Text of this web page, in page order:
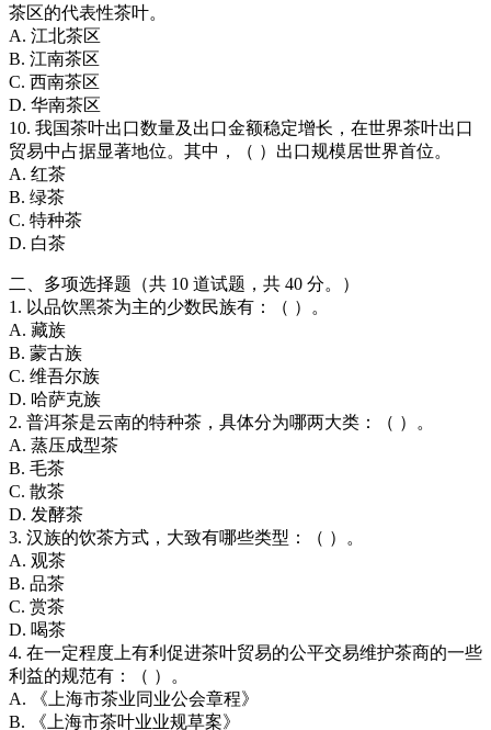
茶区的代表性茶叶。
A. 江北茶区
B. 江南茶区
C. 西南茶区
D. 华南茶区
10. 我国茶叶出口数量及出口金额稳定增长，在世界茶叶出口
贸易中占据显著地位。其中，（ ）出口规模居世界首位。
A. 红茶
B. 绿茶
C. 特种茶
D. 白茶
二、多项选择题（共 10 道试题，共 40 分。）
1. 以品饮黑茶为主的少数民族有：（ ）。
A. 藏族
B. 蒙古族
C. 维吾尔族
D. 哈萨克族
2. 普洱茶是云南的特种茶，具体分为哪两大类：（ ）。
A. 蒸压成型茶
B. 毛茶
C. 散茶
D. 发酵茶
3. 汉族的饮茶方式，大致有哪些类型：（ ）。
A. 观茶
B. 品茶
C. 赏茶
D. 喝茶
4. 在一定程度上有利促进茶叶贸易的公平交易维护茶商的一些
利益的规范有：（ ）。
A. 《上海市茶业同业公会章程》
B. 《上海市茶叶业业规草案》